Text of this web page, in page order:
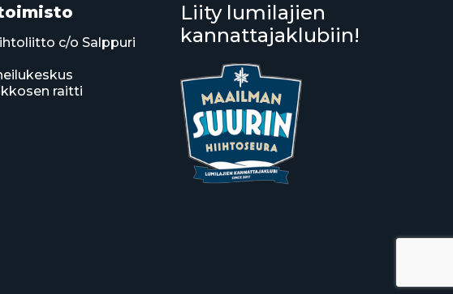
c/o Salppuri
raitti
Liity lumilajien
kannattajaklubiin!